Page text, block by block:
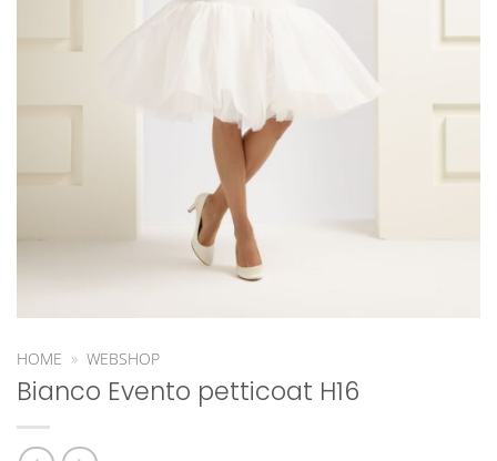
HOME » WEBSHOP
Bianco Evento petticoat H16